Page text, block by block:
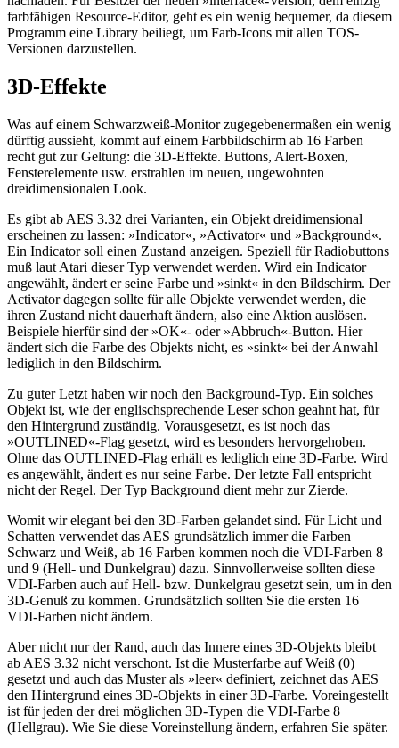
farbfähigen Resource-Editor, geht es ein wenig bequemer, da diesem
Programm eine Library beiliegt, um Farb-Icons mit allen TOS-
Versionen darzustellen.
3D-Effekte
Was auf einem Schwarzweiß-Monitor zugegebenermaßen ein wenig
dürftig aussieht, kommt auf einem Farbbildschirm ab 16 Farben
recht gut zur Geltung: die 3D-Effekte. Buttons, Alert-Boxen,
Fensterelemente usw. erstrahlen im neuen, ungewohnten
dreidimensionalen Look.
Es gibt ab AES 3.32 drei Varianten, ein Objekt dreidimensional
erscheinen zu lassen: »Indicator«, »Activator« und »Background«.
Ein Indicator soll einen Zustand anzeigen. Speziell für Radiobuttons
muß laut Atari dieser Typ verwendet werden. Wird ein Indicator
angewählt, ändert er seine Farbe und »sinkt« in den Bildschirm. Der
Activator dagegen sollte für alle Objekte verwendet werden, die
ihren Zustand nicht dauerhaft ändern, also eine Aktion auslösen.
Beispiele hierfür sind der »OK«- oder »Abbruch«-Button. Hier
ändert sich die Farbe des Objekts nicht, es »sinkt« bei der Anwahl
lediglich in den Bildschirm.
Zu guter Letzt haben wir noch den Background-Typ. Ein solches
Objekt ist, wie der englischsprechende Leser schon geahnt hat, für
den Hintergrund zuständig. Vorausgesetzt, es ist noch das
»OUTLINED«-Flag gesetzt, wird es besonders hervorgehoben.
Ohne das OUTLINED-Flag erhält es lediglich eine 3D-Farbe. Wird
es angewählt, ändert es nur seine Farbe. Der letzte Fall entspricht
nicht der Regel. Der Typ Background dient mehr zur Zierde.
Womit wir elegant bei den 3D-Farben gelandet sind. Für Licht und
Schatten verwendet das AES grundsätzlich immer die Farben
Schwarz und Weiß, ab 16 Farben kommen noch die VDI-Farben 8
und 9 (Hell- und Dunkelgrau) dazu. Sinnvollerweise sollten diese
VDI-Farben auch auf Hell- bzw. Dunkelgrau gesetzt sein, um in den
3D-Genuß zu kommen. Grundsätzlich sollten Sie die ersten 16
VDI-Farben nicht ändern.
Aber nicht nur der Rand, auch das Innere eines 3D-Objekts bleibt
ab AES 3.32 nicht verschont. Ist die Musterfarbe auf Weiß (0)
gesetzt und auch das Muster als »leer« definiert, zeichnet das AES
den Hintergrund eines 3D-Objekts in einer 3D-Farbe. Voreingestellt
ist für jeden der drei möglichen 3D-Typen die VDI-Farbe 8
(Hellgrau). Wie Sie diese Voreinstellung ändern, erfahren Sie später.